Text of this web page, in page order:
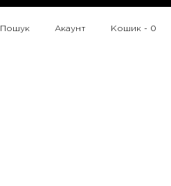
Пошук Акаунт Кошик - 0